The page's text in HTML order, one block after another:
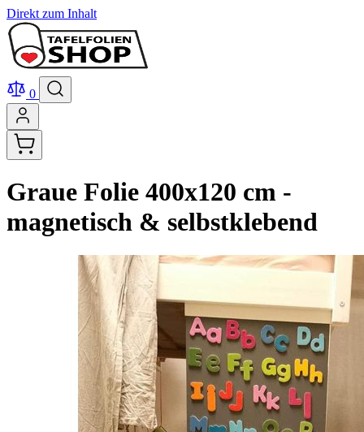
Direkt zum Inhalt
0
Graue Folie 400x120 cm -
magnetisch & selbstklebend